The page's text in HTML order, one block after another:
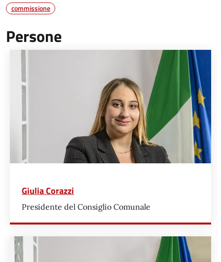
commissione
Persone
Giulia Corazzi
Presidente del Consiglio Comunale